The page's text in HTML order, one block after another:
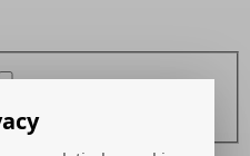
ga akkoord met de